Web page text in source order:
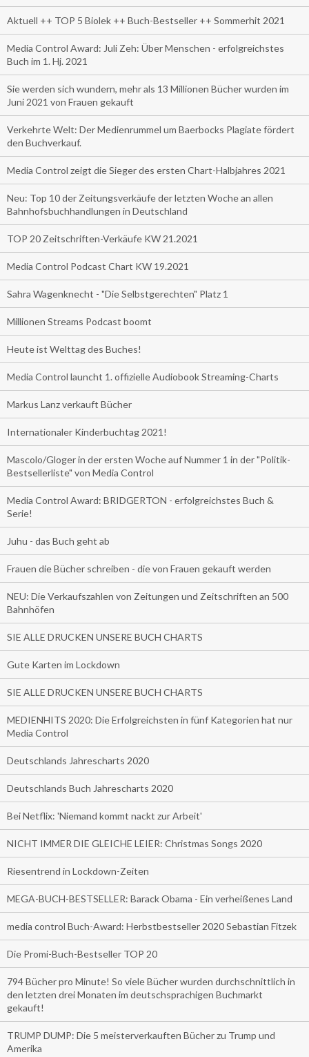
Aktuell ++ TOP 5 Biolek ++ Buch-Bestseller ++ Sommerhit 2021
Media Control Award: Juli Zeh: Über Menschen - erfolgreichstes
Buch im 1. Hj. 2021
Sie werden sich wundern, mehr als 13 Millionen Bücher wurden im
Juni 2021 von Frauen gekauft
Verkehrte Welt: Der Medienrummel um Baerbocks Plagiate fördert
den Buchverkauf.
Media Control zeigt die Sieger des ersten Chart-Halbjahres 2021
Neu: Top 10 der Zeitungsverkäufe der letzten Woche an allen
Bahnhofsbuchhandlungen in Deutschland
TOP 20 Zeitschriften-Verkäufe KW 21.2021
Media Control Podcast Chart KW 19.2021
Sahra Wagenknecht - "Die Selbstgerechten" Platz 1
Millionen Streams Podcast boomt
Heute ist Welttag des Buches!
Media Control launcht 1. offizielle Audiobook Streaming-Charts
Markus Lanz verkauft Bücher
Internationaler Kinderbuchtag 2021!
Mascolo/Gloger in der ersten Woche auf Nummer 1 in der "Politik-
Bestsellerliste" von Media Control
Media Control Award: BRIDGERTON - erfolgreichstes Buch &
Serie!
Juhu - das Buch geht ab
Frauen die Bücher schreiben - die von Frauen gekauft werden
NEU: Die Verkaufszahlen von Zeitungen und Zeitschriften an 500
Bahnhöfen
SIE ALLE DRUCKEN UNSERE BUCH CHARTS
Gute Karten im Lockdown
SIE ALLE DRUCKEN UNSERE BUCH CHARTS
MEDIENHITS 2020: Die Erfolgreichsten in fünf Kategorien hat nur
Media Control
Deutschlands Jahrescharts 2020
Deutschlands Buch Jahrescharts 2020
Bei Netflix: 'Niemand kommt nackt zur Arbeit'
NICHT IMMER DIE GLEICHE LEIER: Christmas Songs 2020
Riesentrend in Lockdown-Zeiten
MEGA-BUCH-BESTSELLER: Barack Obama - Ein verheißenes Land
media control Buch-Award: Herbstbestseller 2020 Sebastian Fitzek
Die Promi-Buch-Bestseller TOP 20
794 Bücher pro Minute! So viele Bücher wurden durchschnittlich in
den letzten drei Monaten im deutschsprachigen Buchmarkt
gekauft!
TRUMP DUMP: Die 5 meisterverkauften Bücher zu Trump und
Amerika